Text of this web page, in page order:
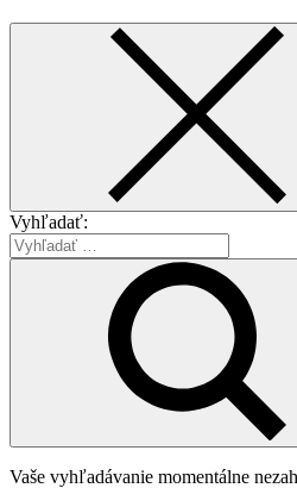
Vyhľadať:
Vaše vyhľadávanie momentálne